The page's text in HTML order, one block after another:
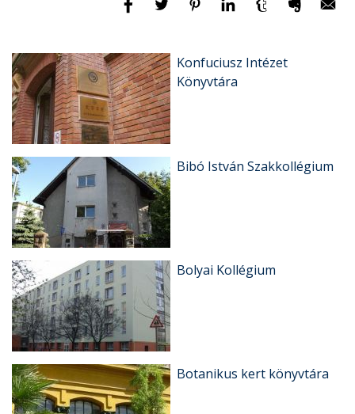
Konfuciusz Intézet
Könyvtára
Bibó István Szakkollégium
Bolyai Kollégium
Botanikus kert könyvtára